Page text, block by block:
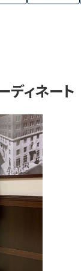
ディネート